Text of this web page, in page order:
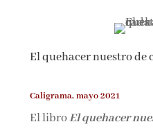
El quehacer nuestro de
Caligrama, mayo 2021
El libroEl quehacer
Únete a nuestra
Nombre*